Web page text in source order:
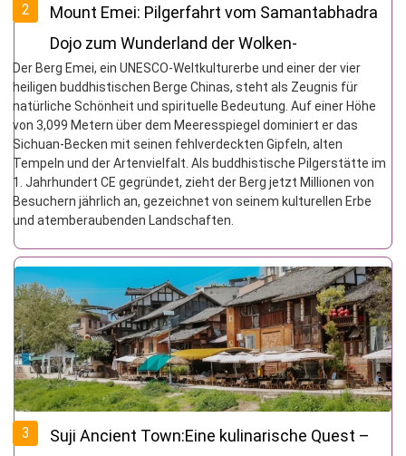
2
Mount Emei: Pilgerfahrt vom Samantabhadra
Dojo zum Wunderland der Wolken-
Buddhistisches Königreich
Der Berg Emei, ein UNESCO-Weltkulturerbe und einer der vier
heiligen buddhistischen Berge Chinas, steht als Zeugnis für
natürliche Schönheit und spirituelle Bedeutung. Auf einer Höhe
von 3,099 Metern über dem Meeresspiegel dominiert er das
Sichuan-Becken mit seinen fehlverdeckten Gipfeln, alten
Tempeln und der Artenvielfalt. Als buddhistische Pilgerstätte im
1. Jahrhundert CE gegründet, zieht der Berg jetzt Millionen von
Besuchern jährlich an, gezeichnet von seinem kulturellen Erbe
und atemberaubenden Landschaften.
3
Suji Ancient Town:Eine kulinarische Quest –